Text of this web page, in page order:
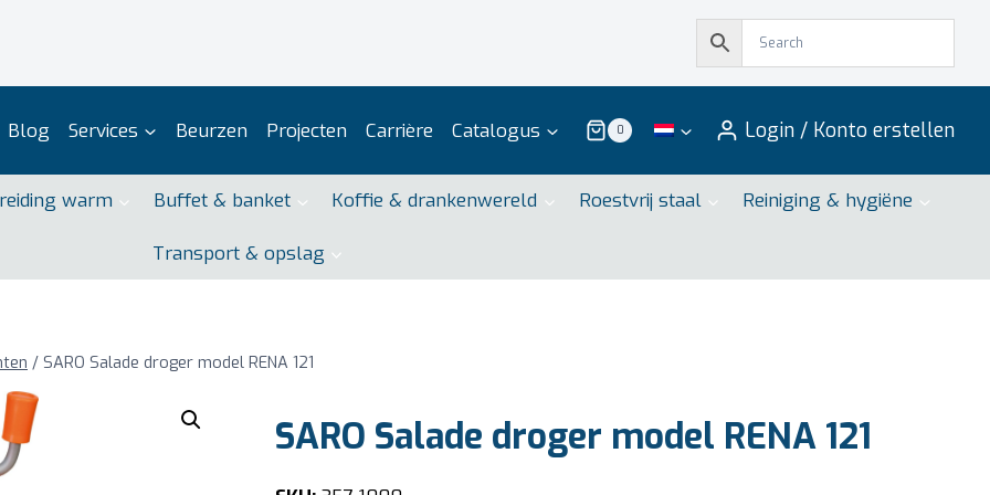
Blog Services Beurzen Projecten Carrière Catalogus 0 Login / Konto erstellen
warm Buffet & banket Koffie & drankenwereld Roestvrij staal Reiniging & hygiëne
Transport & opslag
/ SARO Salade droger model RENA 121
SARO Salade droger model RENA 121